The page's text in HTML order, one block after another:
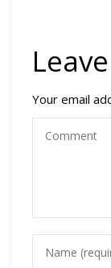
Your email